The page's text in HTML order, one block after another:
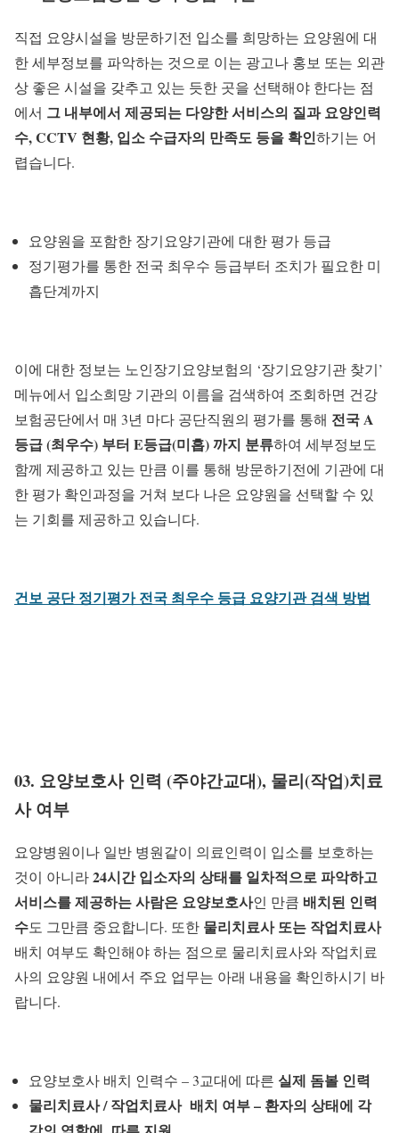
직접 요양시설을 방문하기전 입소를 희망하는 요양원에 대
한 세부정보를 파악하는 것으로 이는 광고나 홍보 또는 외관
상 좋은 시설을 갖추고 있는 듯한 곳을 선택해야 한다는 점
에서 그 내부에서 제공되는 다양한 서비스의 질과 요양인력
수, CCTV 현황, 입소 수급자의 만족도 등을 확인하기는 어
렵습니다.
요양원을 포함한 장기요양기관에 대한 평가 등급
정기평가를 통한 전국 최우수 등급부터 조치가 필요한 미
흡단계까지
이에 대한 정보는 노인장기요양보험의 ‘장기요양기관 찾기’
메뉴에서 입소희망 기관의 이름을 검색하여 조회하면 건강
보험공단에서 매 3년 마다 공단직원의 평가를 통해 전국 A
등급 (최우수) 부터 E등급(미흡) 까지 분류하여 세부정보도
함께 제공하고 있는 만큼 이를 통해 방문하기전에 기관에 대
한 평가 확인과정을 거쳐 보다 나은 요양원을 선택할 수 있
는 기회를 제공하고 있습니다.
건보 공단 정기평가 전국 최우수 등급 요양기관 검색 방법
03. 요양보호사 인력 (주야간교대), 물리(작업)치료
사 여부
요양병원이나 일반 병원같이 의료인력이 입소를 보호하는
것이 아니라24시간 입소자의 상태를 일차적으로 파악하고
서비스를 제공하는 사람은 요양보호사인 만큼 배치된 인력
수도 그만큼 중요합니다. 또한 물리치료사 또는 작업치료사
배치 여부도 확인해야 하는 점으로 물리치료사와 작업치료
사의 요양원 내에서 주요 업무는 아래 내용을 확인하시기 바
랍니다.
요양보호사 배치 인력수 – 3교대에 따른 실제 돔볼 인력
물리치료사 / 작업치료사 배치 여부 – 환자의 상태에 각